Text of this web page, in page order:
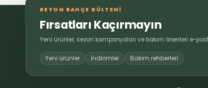
Ürün resmi kalitesiz, bozuk veya görüntülenemiyor.
Ürün açıklamasında eksik bilgiler bulunuyor.
Ürün fiyatı diğer sitelerden daha pahalı.
Bu ürüne benzer farklı alternatifler olmalı.
REYON BAHÇE BÜLTENİ
Fırsatları Kaçırmayın
Yeni ürünler, sezon kampanyaları ve bakım önerileri e-
Yeni ürünler İndirimler Bakım rehberleri